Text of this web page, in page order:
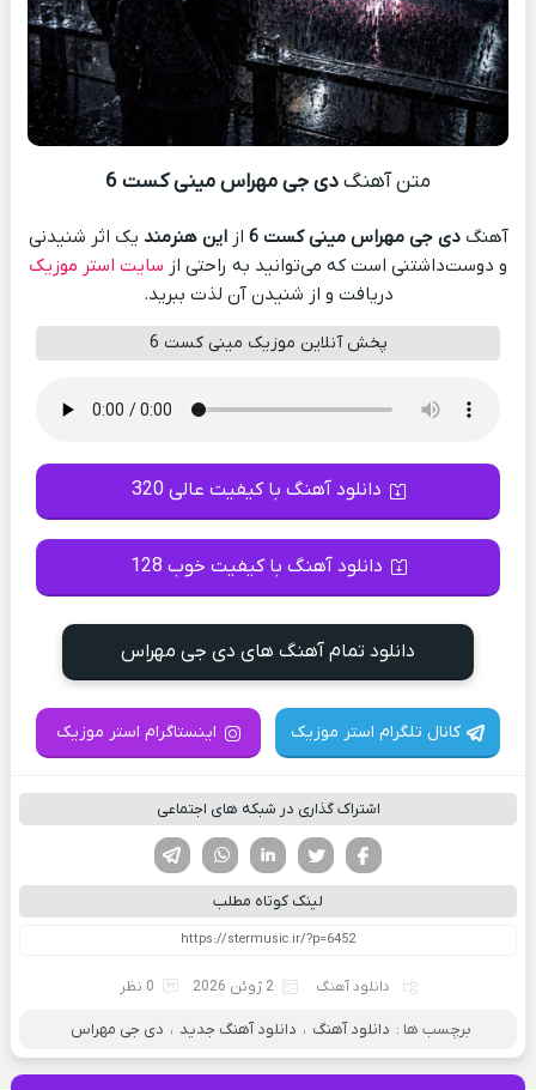
متن آهنگدی جی مهراس مینی کست 6
آهنگدی جی مهراس مینی کست 6 ازاین هنرمند یک اثر شنیدنی
و دوست‌داشتنی است که می‌توانید به راحتی از سایت استر موزیک
دریافت و از شنیدن آن لذت ببرید.
پخش آنلاین موزیک مینی کست 6
دانلود آهنگ با کیفیت عالی 320
دانلود آهنگ با کیفیت خوب 128
دانلود تمام آهنگ های دی جی مهراس
کانال تلگرام استر موزیک اینستاگرام استر موزیک
اشتراک گذاری در شبکه های اجتماعی
لینکدین تویتر
فیسوک
لینک کوتاه مطلب
دانلود آهنگ 2 ژوئن 2026 0 نظر
برچسب ها : دانلود آهنگ ، دانلود آهنگ جدید ، دی جی مهراس